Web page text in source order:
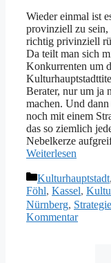
Wieder einmal ist
provinziell zu sein,
richtig privinziell
Da teilt man sich
Konkurrenten um
Berater, nur um ja
machen. Und
noch mit einem
das so ziemlich
Nebelkerze
Weiterlesen
Kategorien
Kulturhauptstadt,
Föhl, Kassel,
Nürnberg,
Kommentar